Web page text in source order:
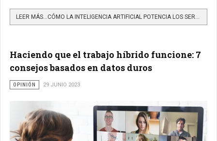
LEER MÁS…CÓMO LA INTELIGENCIA ARTIFICIAL POTENCIA LOS SERVICIOS TECNOLÓGICOS
Haciendo que el trabajo híbrido funcione: 7
consejos basados en datos duros
OPINIÓN 29 JUNIO 2023